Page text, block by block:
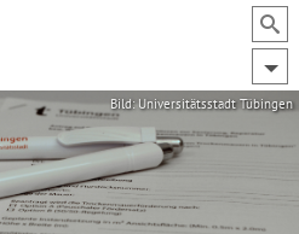
Bild: Universitätsstadt Tübingen